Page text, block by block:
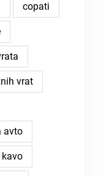
copati
vrat
avto
kavo